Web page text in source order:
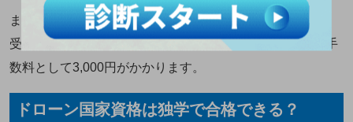
また、身体検査は、書類で受験するなら5,200円、会場で
受験するなら19,900円です。加えて、技能証明書の交付手
数料として3,000円がかかります。
ドローン国家資格は独学で合格できる？